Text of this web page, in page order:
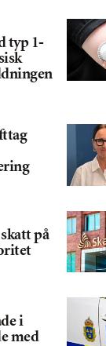
typ 1-
på
i
med